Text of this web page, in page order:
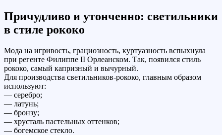
Причудливо и утонченно: светильники
в стиле рококо
Мода на игривость, грациозность, куртуазность вспыхнула
при регенте Филиппе II Орлеанском. Так, появился стиль
рококо, самый капризный и вычурный.
Для производства светильников-рококо, главным образом
используют:
— серебро;
— латунь;
— бронзу;
— хрусталь пастельных оттенков;
— богемское стекло.